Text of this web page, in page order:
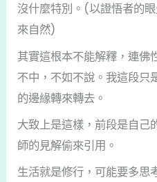
沒什麼特別。(以證悟者的
來自然)
其實這根本不能解釋，連佛
不中，不如不說。我這段只
的邊緣轉來轉去。
大致上是這樣，前段是自己
師的見解偷來引用。
生活就是修行，可能要多思